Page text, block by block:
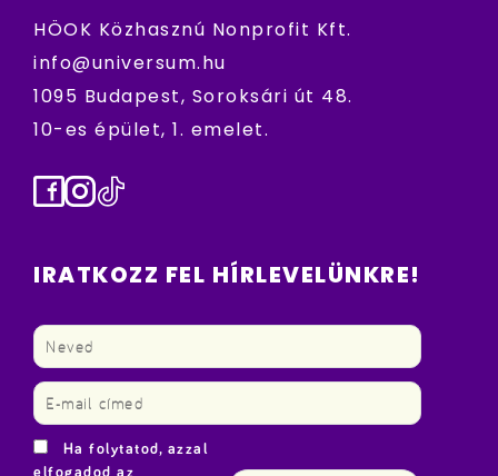
HÖOK Közhasznú Nonprofit Kft.
info@universum.hu
1095 Budapest, Soroksári út 48.
10-es épület, 1. emelet.
Facebook
Instagram
TikTok
IRATKOZZ FEL HÍRLEVELÜNKRE!
Ha folytatod, azzal
elfogadod az